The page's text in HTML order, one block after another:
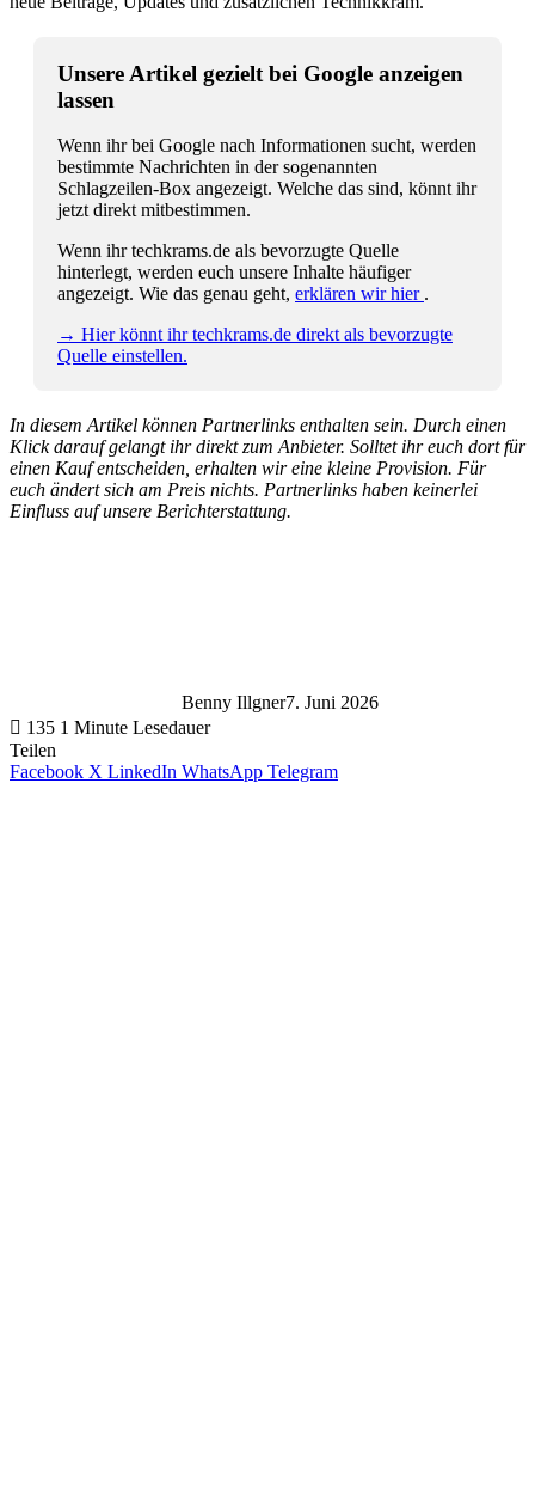
Unsere Artikel gezielt bei Google anzeigen
lassen
Wenn ihr bei Google nach Informationen sucht, werden
bestimmte Nachrichten in der sogenannten
Schlagzeilen-Box angezeigt. Welche das sind, könnt ihr
jetzt direkt mitbestimmen.
Wenn ihr techkrams.de als bevorzugte Quelle
hinterlegt, werden euch unsere Inhalte häufiger
angezeigt. Wie das genau geht, erklären wir hier .
→ Hier könnt ihr techkrams.de direkt als bevorzugte
Quelle einstellen.
In diesem Artikel können Partnerlinks enthalten sein. Durch einen
Klick darauf gelangt ihr direkt zum Anbieter. Solltet ihr euch dort für
einen Kauf entscheiden, erhalten wir eine kleine Provision. Für
euch ändert sich am Preis nichts. Partnerlinks haben keinerlei
Einfluss auf unsere Berichterstattung.
Benny Illgner7. Juni 2026
135 1 Minute Lesedauer
Teilen
Facebook X LinkedIn WhatsApp Telegram